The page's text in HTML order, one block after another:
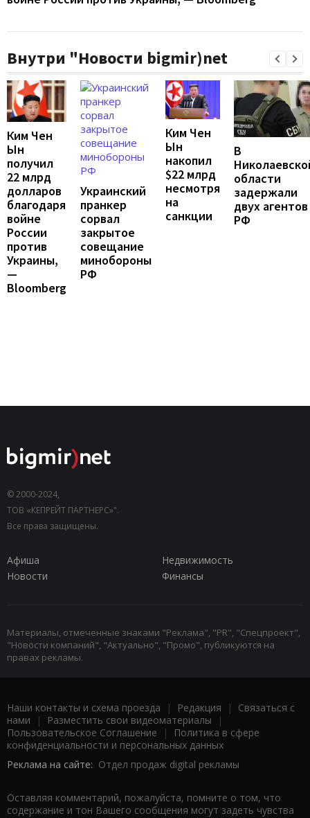
Внутри "Новости bigmir)net
Ким Чен
Ын
получил
22 млрд
долларов
благодаря
войне
России
против
Украины,
—
Bloomberg
Украинский
пранкер
сорвал
закрытое
совещание
минобороны
РФ
Ким Чен
Ын
накопил
$22 млрд
несмотря
на
санкции
В
области
задержали
двух агентов
РФ
© 2000-2024,
ТОВ «КЕПРЕЙТ ПАРТНЕРС»".
Все права защищены.
Афиша
Недвижимость
Новости
Финансы
Материалы, отмеченные знаками "Реклама", "PR", "Спецпроект",
"Новости компаний", "Актуально", "Промо", публикуются на
правах рекламы.
Наши контакты и схема проезда | Редакция | Связаться с
нами | Разместить свои видеоматериалы |
Пользовательское Соглашение |
Политика в сфере
конфиденциальности и персональных данных
Реклама на сайте: Отдел продаж digital рекламы
Оставляя комментарий, пожалуйста, помните о том, что
содержание и тон Вашего сообщения могут задеть чувства